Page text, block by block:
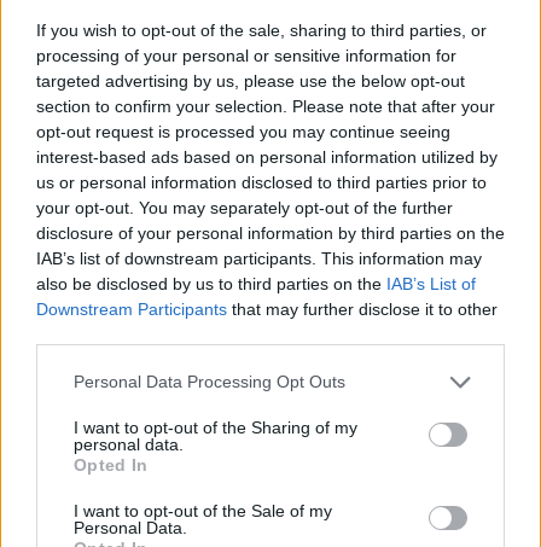
If you wish to opt-out of the sale, sharing to third parties, or
processing of your personal or sensitive information for
targeted advertising by us, please use the below opt-out
section to confirm your selection. Please note that after your
opt-out request is processed you may continue seeing
interest-based ads based on personal information utilized by
us or personal information disclosed to third parties prior to
your opt-out. You may separately opt-out of the further
disclosure of your personal information by third parties on the
IAB’s list of downstream participants. This information may
also be disclosed by us to third parties on the IAB’s List of
Downstream Participants that may further disclose it to other
Personal Data Processing Opt Outs
I want to opt-out of the Sharing of my
personal data.
Opted In
I want to opt-out of the Sale of my
Personal Data.
országgyűlési választásokra kell, hogy sor
kerüljön Görögországban. A hónapok óta tartó
politikai bizonytalanság így a szavazás napjáig
tovább fokozódhat, különösen, hogy a jobbközép
pártnak számító Új Demokrácia, amely jelenleg
még hatalmon van, és a baloldali radikális
pártként számon tartott Sziriza párt között dőlhet
el a verseny. Utóbbi párt hatalomra kerülésétől
idegeskednek a nemzetközi befektetők és
hitelezők is, ugyanis az teljesen újratárgyalná az
EU/IMF hitelszerződések feltételeit,
megszabadulva a megszorító intézkedések
részétől is.
vetnek a megszorításoknak, és az EU/IMF pénzügyi